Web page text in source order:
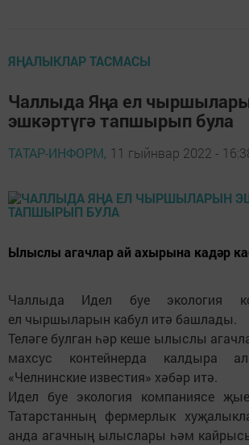
ЯҢАЛЫКЛАР ТАСМАСЫ
Чаллыда Яңа ел
эшкәртүгә тапшырып була
ТАТАР-ИНФОРМ, 11 гыйнвар 2022 -
Ылыслы агачлар ай ахырына кадәр
Чаллыда Идел буе экология
ел чыршыларын кабул итә башлады.
Теләге булган һәр кеше ылыслы
махсус контейнерда калдыра
«Челнинские известия» хәбәр итә.
Идел буе экология компаниясе
Татарстанның фермерлык
анда агачның ылыслары һәм